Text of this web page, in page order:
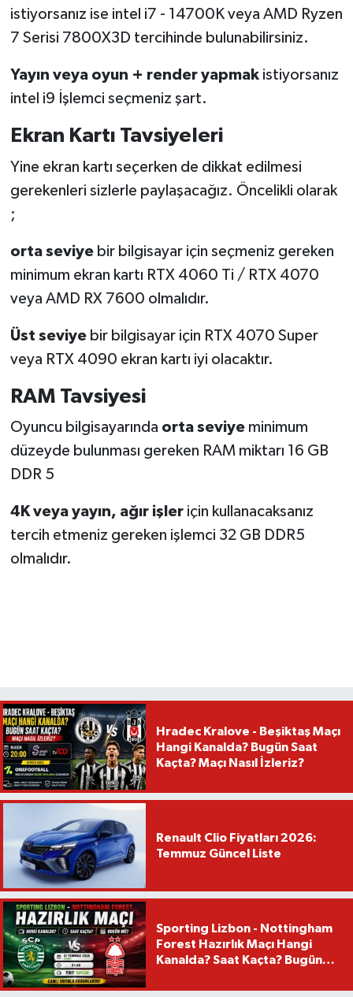
istiyorsanız ise intel i7 - 14700K veya AMD Ryzen
7 Serisi 7800X3D tercihinde bulunabilirsiniz.
Yayın veya oyun + render yapmak istiyorsanız
intel i9 İşlemci seçmeniz şart.
Ekran Kartı Tavsiyeleri
Yine ekran kartı seçerken de dikkat edilmesi
gerekenleri sizlerle paylaşacağız. Öncelikli olarak
;
orta seviyebir bilgisayar için seçmeniz gereken
minimum ekran kartı RTX 4060 Ti / RTX 4070
veya AMD RX 7600 olmalıdır.
Üst seviyebir bilgisayar için RTX 4070 Super
veya RTX 4090 ekran kartı iyi olacaktır.
RAM Tavsiyesi
Oyuncu bilgisayarında orta seviyeminimum
düzeyde bulunması gereken RAM miktarı 16 GB
DDR 5
4K veya yayın, ağır işler için kullanacaksanız
tercih etmeniz gereken işlemci 32 GB DDR5
olmalıdır.
Hradec Kralove - Beşiktaş Maçı
Hangi Kanalda? Bugün Saat
Kaçta? Maçı Nasıl İzleriz?
Renault Clio Fiyatları 2026:
Temmuz Güncel Liste
Sporting Lizbon - Nottingham
Forest Hazırlık Maçı Hangi
Kanalda? Saat Kaçta? Bugün